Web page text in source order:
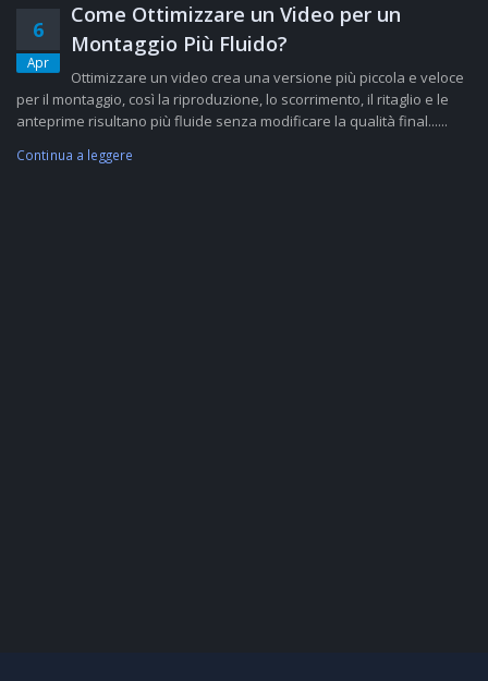
6
Apr
Come Ottimizzare un Video per un
Montaggio Più Fluido?
Ottimizzare un video crea una versione più piccola e veloce
per il montaggio, così la riproduzione, lo scorrimento, il ritaglio e le
anteprime risultano più fluide senza modificare la qualità final......
Continua a leggere